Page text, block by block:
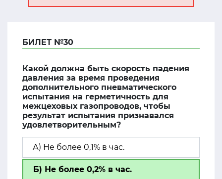
БИЛЕТ №30
Какой должна быть скорость падения
давления за время проведения
дополнительного пневматического
испытания на герметичность для
межцеховых газопроводов, чтобы
результат испытания признавался
удовлетворительным?
А) Не более 0,1% в час.
Б) Не более 0,2% в час.